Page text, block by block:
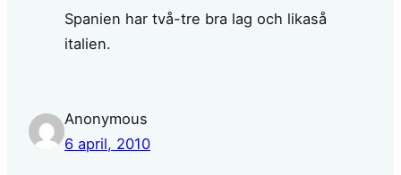
Spanien har två-tre bra lag och likaså
italien.
Anonymous
6 april, 2010